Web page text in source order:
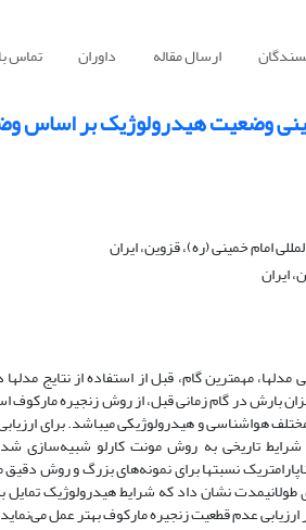
ارسال مقاله داوران تماس
وضعیت هیدرولوژیک بر اساس
امام خمینی (ره)، قزوین، ایران
ایران
مهم­ترین گام، قبل از استفاده از نتایج
بارش در گام زمانی قبل، از روش زنجیره
مختلف هواشناسی و هیدرولوژیکی می­باشد. برای
20 دوره با وضعیت مشابه با شرایط تاریخی به روش مونت
نسبت­ها برای نمونه‌های بزرگ و روش دقیق
طولانی­مدت نشان داد که شرایط هیدرولوژیک
عدم قطعیت زنجیره مارکوف بهتر عمل